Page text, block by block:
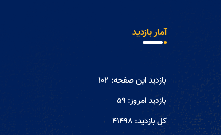
آمار بازدید
بازدید این صفحه: 102
بازدید امروز: 59
کل بازدید: 41498